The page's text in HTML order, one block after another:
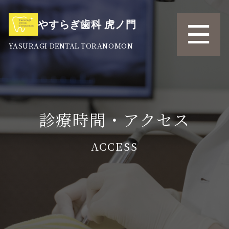
やすらぎ歯科 虎ノ門
YASURAGI DENTAL TORANOMON
診療時間・アクセス
ACCESS